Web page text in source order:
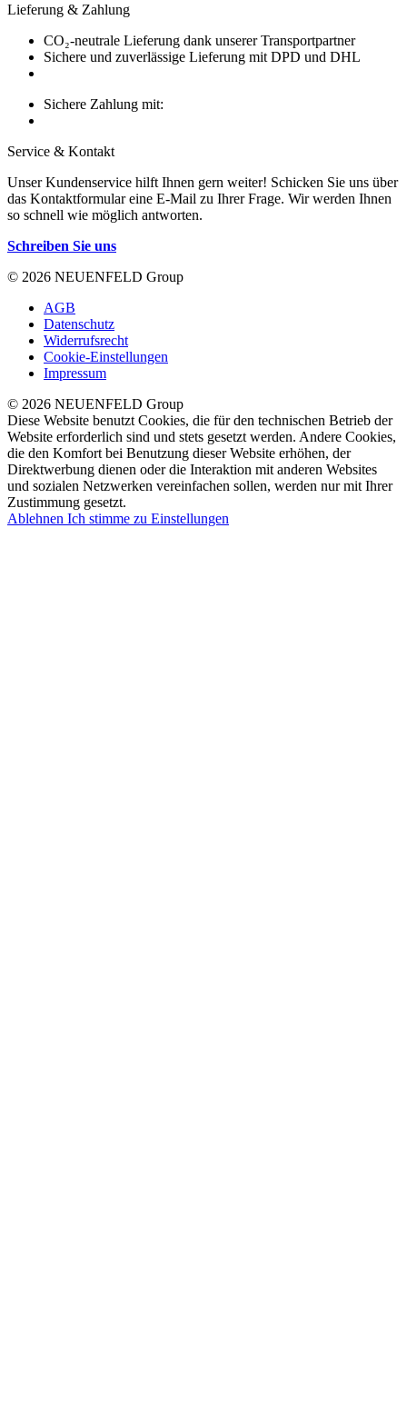
Lieferung & Zahlung
CO₂-neutrale Lieferung dank unserer Transportpartner
Sichere und zuverlässige Lieferung mit DPD und DHL
Sichere Zahlung mit:
Service & Kontakt
Unser Kundenservice hilft Ihnen gern weiter! Schicken Sie uns über
das Kontaktformular eine E-Mail zu Ihrer Frage. Wir werden Ihnen
so schnell wie möglich antworten.
Schreiben Sie uns
© 2026 NEUENFELD Group
AGB
Datenschutz
Widerrufsrecht
Cookie-Einstellungen
Impressum
© 2026 NEUENFELD Group
Diese Website benutzt Cookies, die für den technischen Betrieb der
Website erforderlich sind und stets gesetzt werden. Andere Cookies,
die den Komfort bei Benutzung dieser Website erhöhen, der
Direktwerbung dienen oder die Interaktion mit anderen Websites
und sozialen Netzwerken vereinfachen sollen, werden nur mit Ihrer
Zustimmung gesetzt.
Ablehnen Ich stimme zu Einstellungen